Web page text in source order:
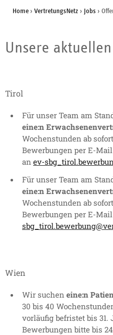
Home › VertretungsNetz › Jobs ›
Unsere
Tirol
Für unser Team am
eine:n
Wochenstunden ab
Bewerbungen per E-
an ev-
Für unser Team am
eine:n
Wochenstunden ab
Bewerbungen per E-
Wien
Wir suchen eine:n
30 bis 40
vorläufig befristet bis 31.
Bewerbungen bitte bis